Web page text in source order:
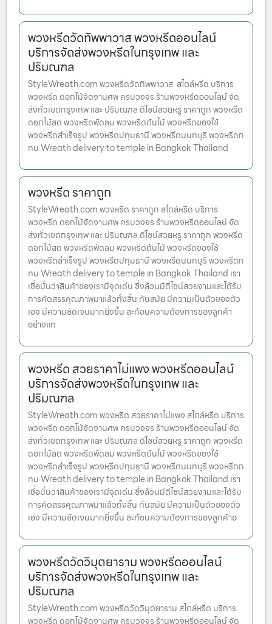
พวงหรีดวัดทิพพาวาส พวงหรีดออนไลน์
บริการจัดส่งพวงหรีดในกรุงเทพ และ
ปริมณฑล
StyleWreath.com พวงหรีดวัดทิพพาวาส สไตล์หรีด บริการ
พวงหรีด ดอกไม้จัดงานศพ ครบวงจร ร้านพวงหรีดออนไลน์ จัด
ส่งทั่วเขตกรุงเทพ และ ปริมณฑล ดีไซน์สวยหรู ราคาถูก พวงหรีด
ดอกไม้สด พวงหรีดพัดลม พวงหรีดต้นไม้ พวงหรีดของใช้
พวงหรีดสำเร็จรูป พวงหรีดปทุมธานี พวงหรีดนนทบุรี พวงหรีดก
ทม Wreath delivery to temple in Bangkok Thailand
พวงหรีด ราคาถูก
StyleWreath.com พวงหรีด ราคาถูก สไตล์หรีด บริการ
พวงหรีด ดอกไม้จัดงานศพ ครบวงจร ร้านพวงหรีดออนไลน์ จัด
ส่งทั่วเขตกรุงเทพ และ ปริมณฑล ดีไซน์สวยหรู ราคาถูก พวงหรีด
ดอกไม้สด พวงหรีดพัดลม พวงหรีดต้นไม้ พวงหรีดของใช้
พวงหรีดสำเร็จรูป พวงหรีดปทุมธานี พวงหรีดนนทบุรี พวงหรีดก
ทม Wreath delivery to temple in Bangkok Thailand เรา
เชื่อมั่นว่าสินค้าของเรามีจุดเด่น ซึ่งล้วนมีดีไซน์สวยงามและได้รับ
การคัดสรรคุณภาพมาแล้วทั้งสิ้น ทันสมัย มีความเป็นตัวของตัว
เอง มีความชัดเจนมากยิ่งขึ้น สะท้อนความต้องการของลูกค้า
อย่างแท
พวงหรีด สวยราคาไม่แพง พวงหรีดออนไลน์
บริการจัดส่งพวงหรีดในกรุงเทพ และ
ปริมณฑล
StyleWreath.com พวงหรีด สวยราคาไม่แพง สไตล์หรีด บริการ
พวงหรีด ดอกไม้จัดงานศพ ครบวงจร ร้านพวงหรีดออนไลน์ จัด
ส่งทั่วเขตกรุงเทพ และ ปริมณฑล ดีไซน์สวยหรู ราคาถูก พวงหรีด
ดอกไม้สด พวงหรีดพัดลม พวงหรีดต้นไม้ พวงหรีดของใช้
พวงหรีดสำเร็จรูป พวงหรีดปทุมธานี พวงหรีดนนทบุรี พวงหรีดก
ทม Wreath delivery to temple in Bangkok Thailand เรา
เชื่อมั่นว่าสินค้าของเรามีจุดเด่น ซึ่งล้วนมีดีไซน์สวยงามและได้รับ
การคัดสรรคุณภาพมาแล้วทั้งสิ้น ทันสมัย มีความเป็นตัวของตัว
เอง มีความชัดเจนมากยิ่งขึ้น สะท้อนความต้องการของลูกค้าอ
พวงหรีดวัดวิมุตยาราม พวงหรีดออนไลน์
บริการจัดส่งพวงหรีดในกรุงเทพ และ
ปริมณฑล
StyleWreath.com พวงหรีดวัดวิมุตยาราม สไตล์หรีด บริการ
พวงหรีด ดอกไม้จัดงานศพ ครบวงจร ร้านพวงหรีดออนไลน์ จัด